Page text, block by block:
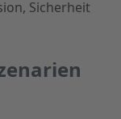
Sicherheit